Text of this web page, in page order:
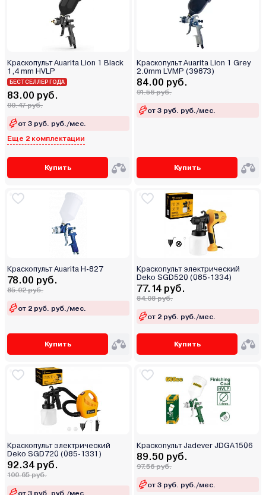
Краскопульт Auarita Lion 1 Black
1,4 mm HVLP
БЕСТСЕЛЛЕР ГОДА
83.00 руб.
90.47 руб.
от 3 руб. руб./мес.
Еще 2 комплектации
Купить
Краскопульт Auarita Lion 1 Grey
2.0mm LVMP (39873)
84.00 руб.
91.56 руб.
от 3 руб. руб./мес.
Купить
Краскопульт Auarita H-827
78.00 руб.
85.02 руб.
от 2 руб. руб./мес.
Купить
Краскопульт электрический
Deko SGD520 (085-1334)
77.14 руб.
84.08 руб.
от 2 руб. руб./мес.
Купить
Краскопульт электрический
Deko SGD720 (085-1331)
92.34 руб.
100.65 руб.
от 3 руб. руб./мес.
Краскопульт Jadever JDGA1506
89.50 руб.
97.56 руб.
от 3 руб. руб./мес.